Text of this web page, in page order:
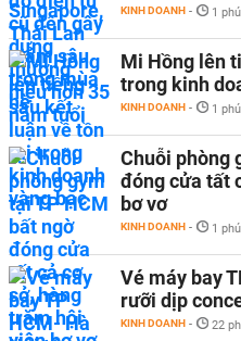
KINH DOANH - 1
Mi Hồng lên
trong kinh
KINH DOANH - 1
Chuỗi phòng
đóng cửa tất
bơ vơ
KINH DOANH - 1
Vé máy bay
rưỡi dịp
KINH DOANH - 22